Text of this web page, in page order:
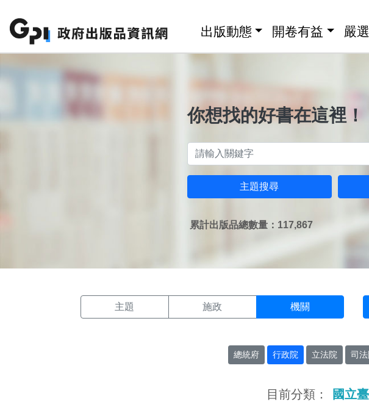
出版動態 開卷有益 嚴
你想找的好書在這裡！
主題搜尋
累計出版品總數量：117,867
主題 施政 機關
總統府 行政院 立法院 司法
目前分類： 國立